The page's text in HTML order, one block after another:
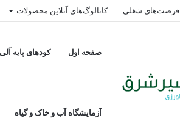
فرصت‌های شغلی کاتالوگ‌های آنلاین محصولات
صفحه اول کودهای پایه آلی
آزمایشگاه آب و خاک و گیاه